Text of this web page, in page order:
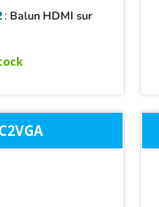
: Balun HDMI sur